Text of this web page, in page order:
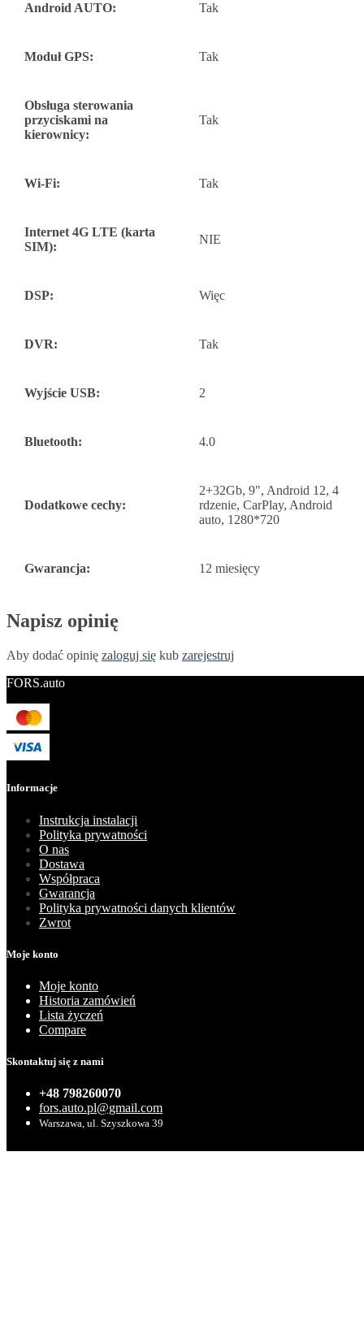
Android AUTO: Tak
Moduł GPS: Tak
Obsługa sterowania
przyciskami na
kierownicy:
Tak
Wi-Fi: Tak
Internet 4G LTE (karta
SIM):
NIE
DSP: Więc
DVR: Tak
Wyjście USB: 2
Bluetooth: 4.0
Dodatkowe cechy:
2+32Gb, 9", Android 12, 4
rdzenie, CarPlay, Android
auto, 1280*720
Gwarancja: 12 miesięcy
Napisz opinię
Aby dodać opinię zaloguj się kub zarejestruj
FORS.auto
Informacje
Instrukcja instalacji
Polityka prywatności
O nas
Dostawa
Współpraca
Gwarancja
Polityka prywatności danych klientów
Zwrot
Moje konto
Moje konto
Historia zamówień
Lista życzeń
Compare
Skontaktuj się z nami
+48 798260070
fors.auto.pl@gmail.com
Warszawa, ul. Szyszkowa 39